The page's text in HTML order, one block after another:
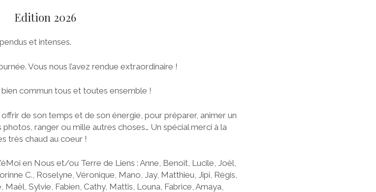
Edition 2026
et intenses.
Vous nous l’avez rendue extraordinaire !
bien commun tous et toutes ensemble !
de son temps et de son énergie, pour préparer, animer un
ranger ou mille autres choses… Un spécial merci à la
très chaud au coeur !
en Nous et/ou Terre de Liens : Anne, Benoît, Lucile, Joël,
C., Roselyne, Véronique, Mano, Jay, Matthieu, Jipi, Régis,
Maël, Sylvie, Fabien, Cathy, Mattis, Louna, Fabrice, Amaya,